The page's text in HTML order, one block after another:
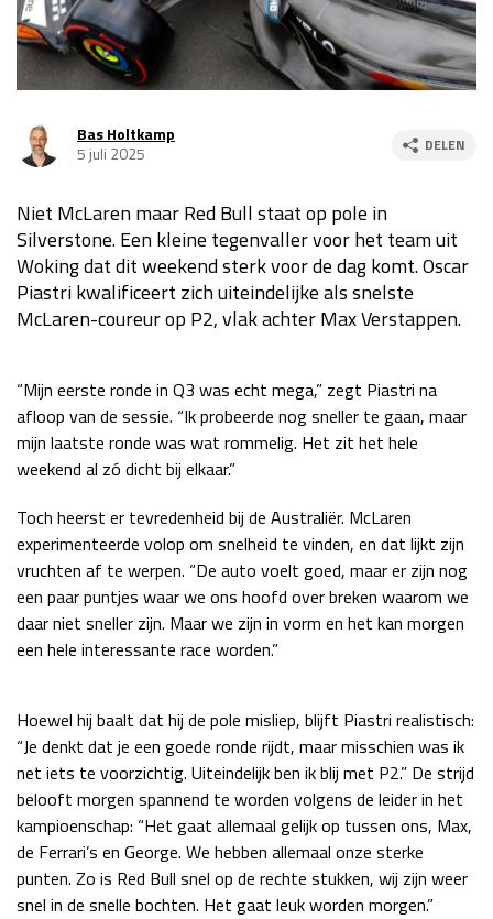
Race
za 13:00 - 15:00
Kwalificatie
za 23:00 - 00:00
Race
zo 21:00 - 23:00
GP MEXICO 2026 30 okt - 01 nov
Race
zo 21:00 - 23:00
Kwalificatie
za 19:00 - 20:00
Race
zo 18:00 - 20:00
LAS VEGAS GRAND PRIX 2026
Kwalificatie
za 05:00 - 06:00
Race
zo 05:00 - 07:00
GP QATAR 2026
Kwalificatie
za 19:00 - 20:00
Race
zo 17:00 - 19:00
GP ABU DHABI 2026 04 - 06 dec
Kwalificatie
Bas Holtkamp
5 juli 2025
DELEN
Niet McLaren maar Red Bull staat op pole in
Silverstone. Een kleine tegenvaller voor het team uit
Woking dat dit weekend sterk voor de dag komt. Oscar
Piastri kwalificeert zich uiteindelijke als snelste
McLaren-coureur op P2, vlak achter Max Verstappen.
“Mijn eerste ronde in Q3 was echt mega,” zegt Piastri na
afloop van de sessie. “Ik probeerde nog sneller te gaan, maar
mijn laatste ronde was wat rommelig. Het zit het hele
weekend al zó dicht bij elkaar.”
Toch heerst er tevredenheid bij de Australiër. McLaren
experimenteerde volop om snelheid te vinden, en dat lijkt zijn
vruchten af te werpen. “De auto voelt goed, maar er zijn nog
een paar puntjes waar we ons hoofd over breken waarom we
daar niet sneller zijn. Maar we zijn in vorm en het kan morgen
een hele interessante race worden.”
Hoewel hij baalt dat hij de pole misliep, blijft Piastri realistisch:
“Je denkt dat je een goede ronde rijdt, maar misschien was ik
net iets te voorzichtig. Uiteindelijk ben ik blij met P2.” De strijd
belooft morgen spannend te worden volgens de leider in het
kampioenschap: “Het gaat allemaal gelijk op tussen ons, Max,
de Ferrari’s en George. We hebben allemaal onze sterke
punten. Zo is Red Bull snel op de rechte stukken, wij zijn weer
snel in de snelle bochten. Het gaat leuk worden morgen.”